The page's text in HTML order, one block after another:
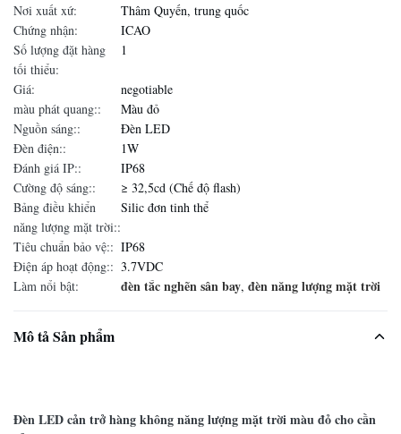
Nơi xuất xứ:
Thâm Quyến, trung quốc
Chứng nhận:
ICAO
Số lượng đặt hàng
tối thiểu:
1
Giá:
negotiable
màu phát quang::
Màu đỏ
Nguồn sáng::
Đèn LED
Đèn điện::
1W
Đánh giá IP::
IP68
Cường độ sáng::
≥ 32,5cd (Chế độ flash)
Bảng điều khiển
năng lượng mặt trời::
Silic đơn tinh thể
Tiêu chuẩn bảo vệ:: IP68
Điện áp hoạt động:: 3.7VDC
Làm nổi bật:
đèn tắc nghẽn sân bay, đèn năng lượng mặt trời
Mô tả Sản phẩm
Đèn LED cản trở hàng không năng lượng mặt trời màu đỏ cho cần